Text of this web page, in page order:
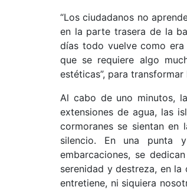
“Los ciudadanos no
en la parte trasera de la
días todo vuelve como
que se requiere algo
estéticas”, para
Al cabo de uno minutos,
extensiones de agua, las
cormoranes se sientan en
silencio. En una punta
embarcaciones, se
serenidad y destreza, en
entretiene, ni siquiera